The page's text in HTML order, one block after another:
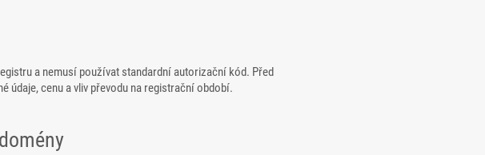
a nemusí používat standardní autorizační kód. Před
údaje, cenu a vliv převodu na registrační období.